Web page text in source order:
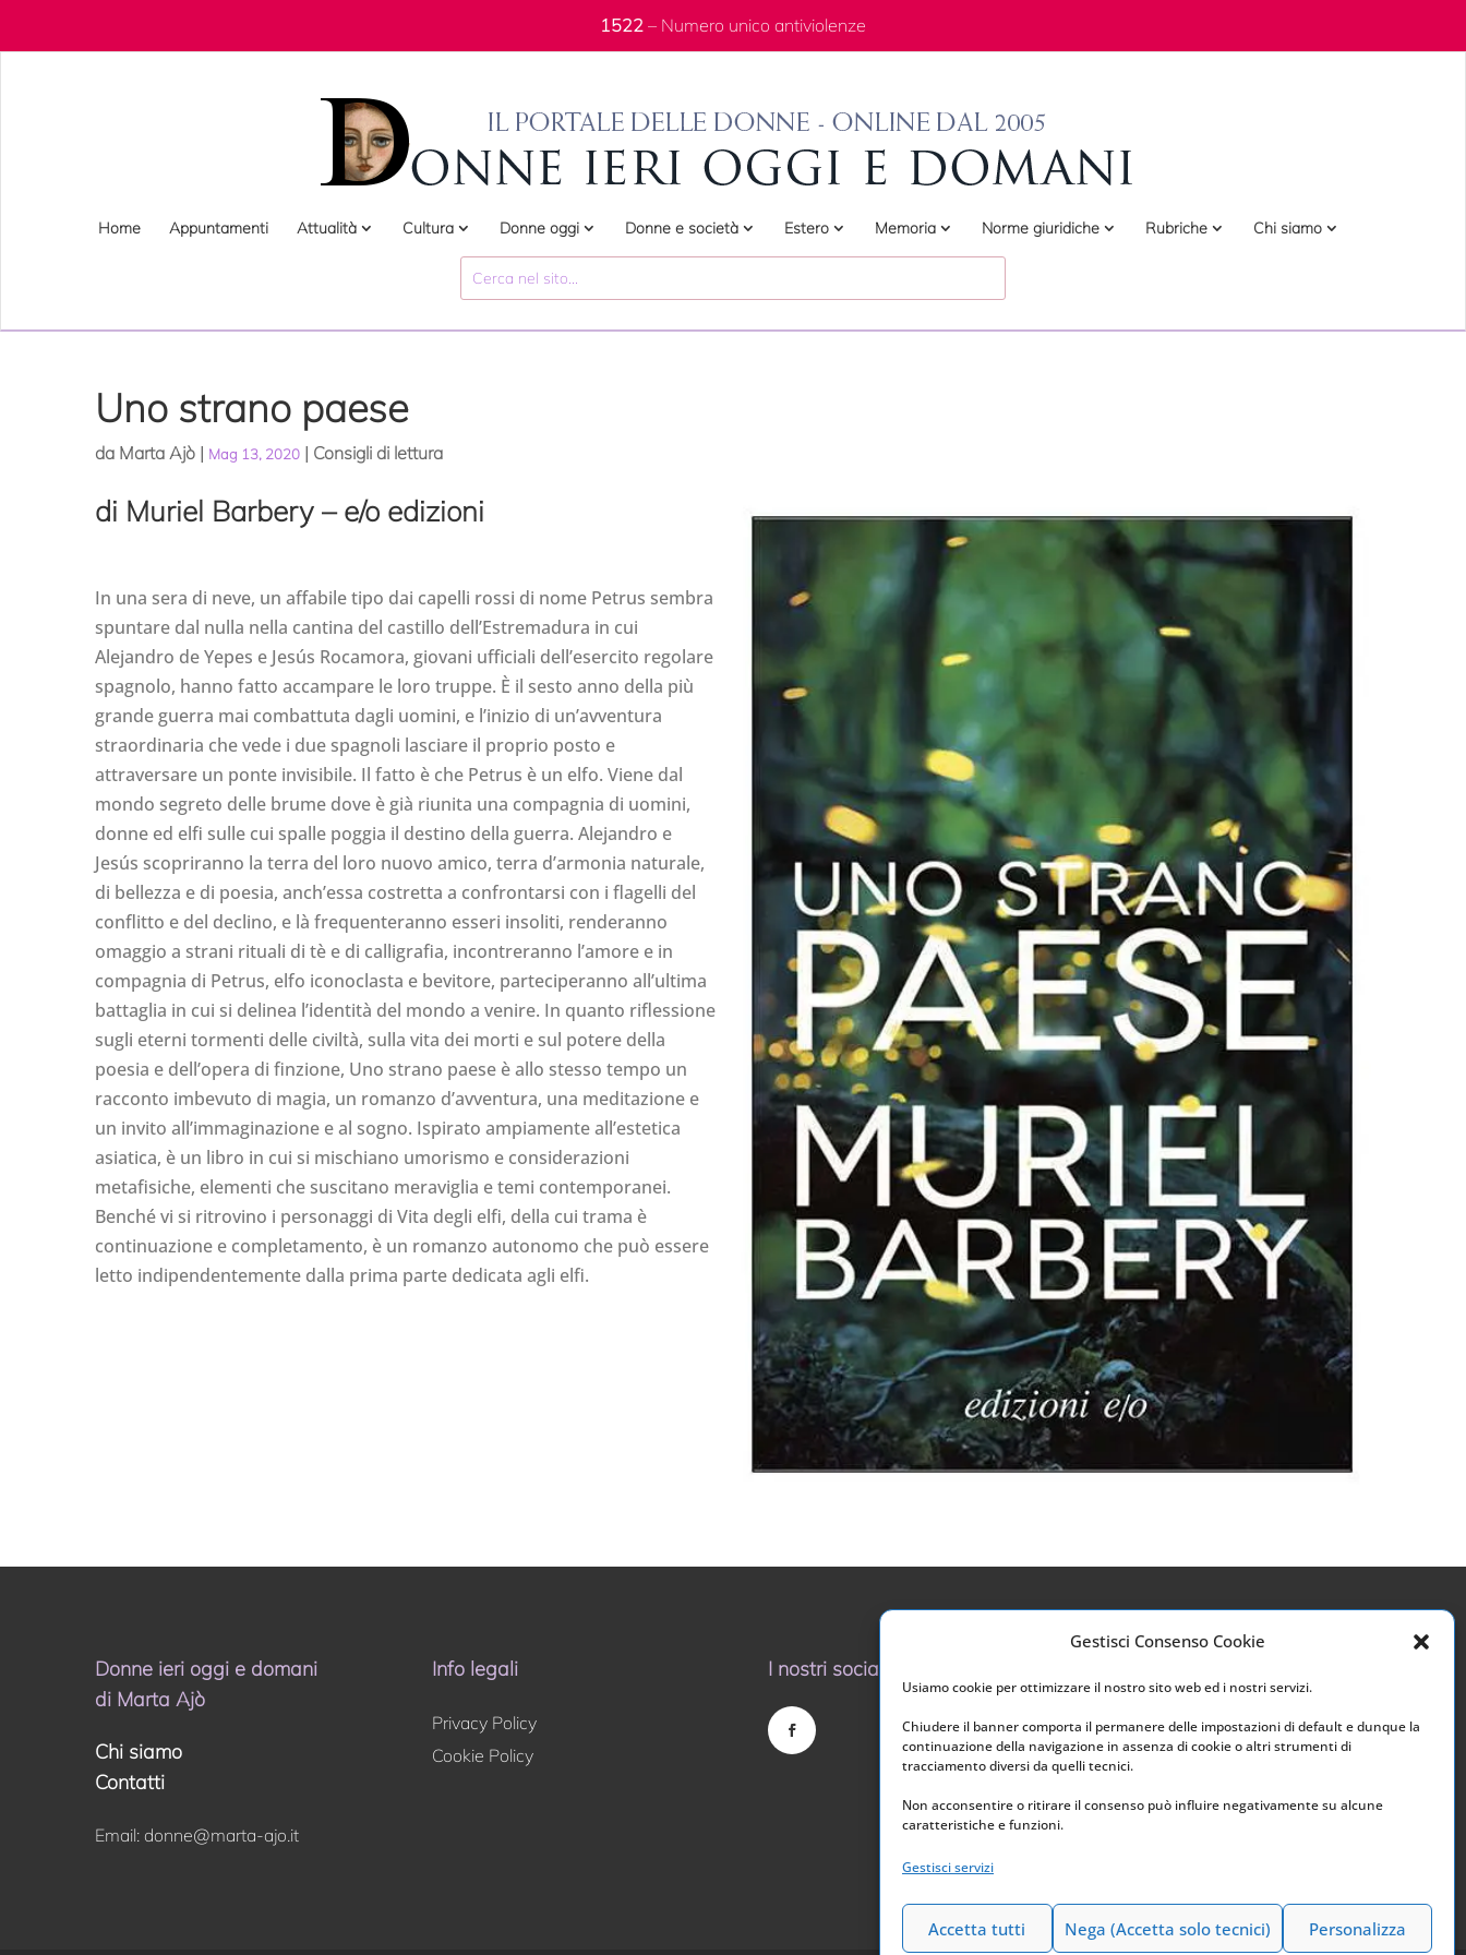
Gestisci Consenso Cookie
Usiamo cookie per ottimizzare il nostro sito web ed i nostri servizi.
Chiudere il banner comporta il permanere delle impostazioni di default e dunque la
continuazione della navigazione in assenza di cookie o altri strumenti di
tracciamento diversi da quelli tecnici.
Non acconsentire o ritirare il consenso può influire negativamente su alcune
caratteristiche e funzioni.
Gestisci servizi
Accetta tutti Nega (Accetta solo tecnici) Personalizza
1522 – Numero unico antiviolenze
Home Appuntamenti Attualità Cultura Donne oggi Donne e società Estero Memoria Norme giuridiche Rubriche Chi siamo
Uno strano paese
da Marta Ajò | Mag 13, 2020 | Consigli di lettura
di Muriel Barbery – e/o edizioni
In una sera di neve, un affabile tipo dai capelli rossi di nome Petrus sembra
spuntare dal nulla nella cantina del castillo dell’Estremadura in cui
Alejandro de Yepes e Jesús Rocamora, giovani ufficiali dell’esercito regolare
spagnolo, hanno fatto accampare le loro truppe. È il sesto anno della più
grande guerra mai combattuta dagli uomini, e l’inizio di un’avventura
straordinaria che vede i due spagnoli lasciare il proprio posto e
attraversare un ponte invisibile. Il fatto è che Petrus è un elfo. Viene dal
mondo segreto delle brume dove è già riunita una compagnia di uomini,
donne ed elfi sulle cui spalle poggia il destino della guerra. Alejandro e
Jesús scopriranno la terra del loro nuovo amico, terra d’armonia naturale,
di bellezza e di poesia, anch’essa costretta a confrontarsi con i flagelli del
conflitto e del declino, e là frequenteranno esseri insoliti, renderanno
omaggio a strani rituali di tè e di calligrafia, incontreranno l’amore e in
compagnia di Petrus, elfo iconoclasta e bevitore, parteciperanno all’ultima
battaglia in cui si delinea l’identità del mondo a venire. In quanto riflessione
sugli eterni tormenti delle civiltà, sulla vita dei morti e sul potere della
poesia e dell’opera di finzione, Uno strano paese è allo stesso tempo un
racconto imbevuto di magia, un romanzo d’avventura, una meditazione e
un invito all’immaginazione e al sogno. Ispirato ampiamente all’estetica
asiatica, è un libro in cui si mischiano umorismo e considerazioni
metafisiche, elementi che suscitano meraviglia e temi contemporanei.
Benché vi si ritrovino i personaggi di Vita degli elfi, della cui trama è
continuazione e completamento, è un romanzo autonomo che può essere
letto indipendentemente dalla prima parte dedicata agli elfi.
Donne ieri oggi e domani
di Marta Ajò
Chi siamo
Contatti
Email: donne@marta-ajo.it
Info legali
Privacy Policy
Cookie Policy
I nostri social
Home
Archivio